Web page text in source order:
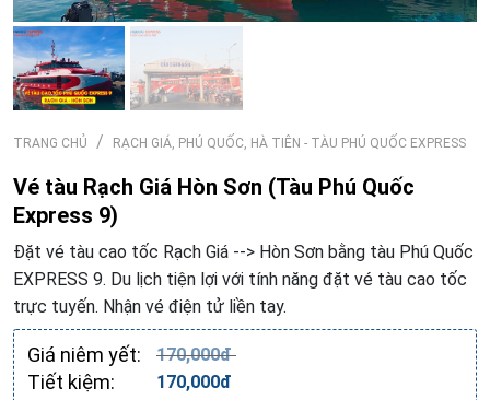
TRANG CHỦ RẠCH GIÁ, PHÚ QUỐC, HÀ TIÊN - TÀU PHÚ QUỐC EXPRESS
Vé tàu Rạch Giá Hòn Sơn (Tàu Phú Quốc
Express 9)
Đặt vé tàu cao tốc Rạch Giá --> Hòn Sơn bằng tàu Phú Quốc
EXPRESS 9. Du lịch tiện lợi với tính năng đặt vé tàu cao tốc
trực tuyến. Nhận vé điện tử liền tay.
Giá niêm yết: 170,000đ
Tiết kiệm: 170,000đ